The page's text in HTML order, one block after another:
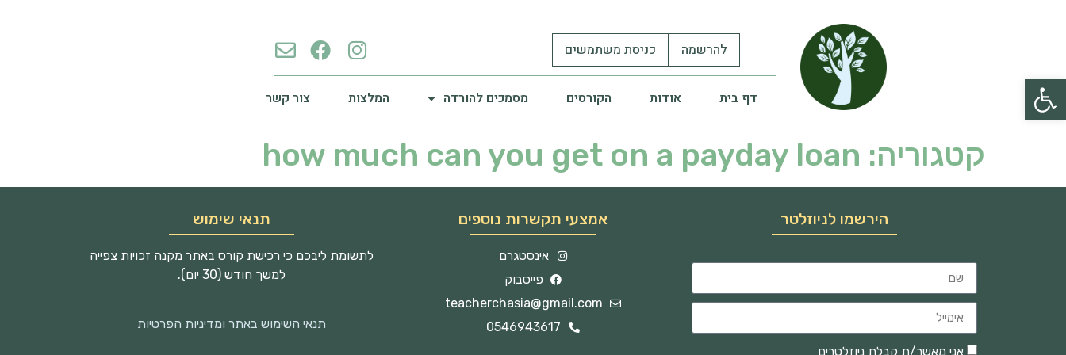
פתח סרגל נגישות
להרשמה כניסת משתמשים
דף בית אודות הקורסים מסמכים להורדה המלצות צור קשר
קטגוריה: how much can you get on a payday loan
הירשמו לניוזלטר
אני מאשר/ת קבלת ניוזלטרים
אמצעי תקשרות נוספים
אינסטגרם
פייסבוק
teacherchasia@gmail.com
0546943617
תנאי שימוש
לתשומת ליבכם כי רכישת קורס באתר מקנה זכויות צפייה
למשך חודש (30 יום).
תנאי השימוש באתר ומדיניות הפרטיות